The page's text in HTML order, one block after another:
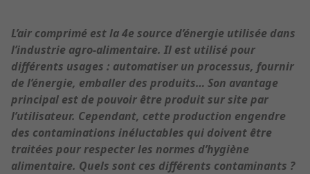
L’air comprimé est la 4e source d’énergie utilisée dans
l’industrie agro-alimentaire. Il est utilisé pour
différents usages : automatiser un processus, fournir
de l’énergie, emballer des produits… Son avantage
principal est de pouvoir être produit sur site par
l’utilisateur. Cependant, cette production engendre
des contaminations inéluctables qui doivent être
traitées pour respecter les normes d’hygiène
alimentaire. Quels sont ces différents contaminants ?